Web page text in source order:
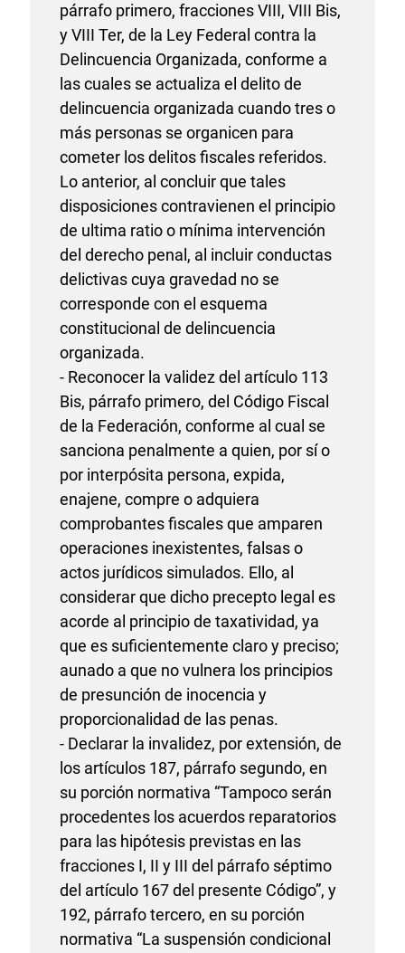
párrafo primero, fracciones VIII, VIII Bis,
y VIII Ter, de la Ley Federal contra la
Delincuencia Organizada, conforme a
las cuales se actualiza el delito de
delincuencia organizada cuando tres o
más personas se organicen para
cometer los delitos fiscales referidos.
Lo anterior, al concluir que tales
disposiciones contravienen el principio
de ultima ratio o mínima intervención
del derecho penal, al incluir conductas
delictivas cuya gravedad no se
corresponde con el esquema
constitucional de delincuencia
organizada.
- Reconocer la validez del artículo 113
Bis, párrafo primero, del Código Fiscal
de la Federación, conforme al cual se
sanciona penalmente a quien, por sí o
por interpósita persona, expida,
enajene, compre o adquiera
comprobantes fiscales que amparen
operaciones inexistentes, falsas o
actos jurídicos simulados. Ello, al
considerar que dicho precepto legal es
acorde al principio de taxatividad, ya
que es suficientemente claro y preciso;
aunado a que no vulnera los principios
de presunción de inocencia y
proporcionalidad de las penas.
- Declarar la invalidez, por extensión, de
los artículos 187, párrafo segundo, en
su porción normativa “Tampoco serán
procedentes los acuerdos reparatorios
para las hipótesis previstas en las
fracciones I, II y III del párrafo séptimo
del artículo 167 del presente Código”, y
192, párrafo tercero, en su porción
normativa “La suspensión condicional